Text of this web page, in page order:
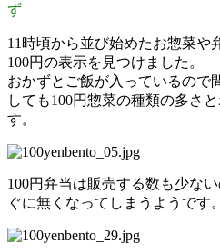
ず
11時頃から並び始めたお惣菜や
100円の表示を見つけました。
おかずとご飯が入っているので
しても100円惣菜の種類の多さ
す。
100円弁当は販売する数も少な
ぐに無くなってしまうようです。